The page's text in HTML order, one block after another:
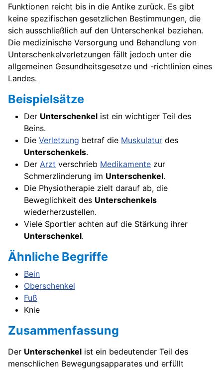
Funktionen reicht bis in die Antike zurück. Es gibt
keine spezifischen gesetzlichen Bestimmungen, die
sich ausschließlich auf den Unterschenkel beziehen.
Die medizinische Versorgung und Behandlung von
Unterschenkelverletzungen fällt jedoch unter die
allgemeinen Gesundheitsgesetze und -richtlinien eines
Landes.
Beispielsätze
Der Unterschenkel ist ein wichtiger Teil des
Beins.
Die Verletzung betraf die Muskulatur des
Unterschenkels.
Der Arzt verschrieb Medikamente zur
Schmerzlinderung im Unterschenkel.
Die Physiotherapie zielt darauf ab, die
Beweglichkeit des Unterschenkels
wiederherzustellen.
Viele Sportler achten auf die Stärkung ihrer
Unterschenkel.
Ähnliche Begriffe
Bein
Oberschenkel
Fuß
Knie
Zusammenfassung
Der Unterschenkel ist ein bedeutender Teil des
menschlichen Bewegungsapparates und erfüllt